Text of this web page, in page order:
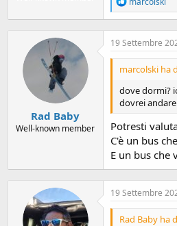
e
a
c
t
o
s
:
Rad Baby
Well-known member
19 Settembre
marcolski ha
dove dormi?
dovrei
Potresti
C'è un bus
E un bus che
19 Settembre
Rad Baby ha